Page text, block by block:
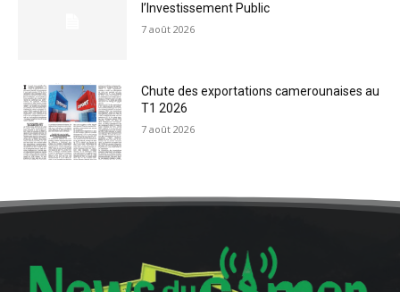
l’Investissement Public
7 août 2026
Chute des exportations camerounaises au
T1 2026
7 août 2026